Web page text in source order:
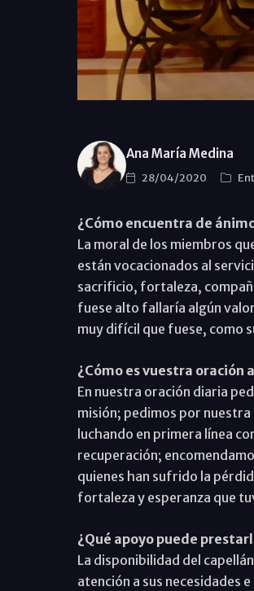
Ana María Medina
28/04/2020
¿Cómo encuentra de
La moral de los miembros
están vocacionados al
sacrificio, fortaleza,
fuese alto fallaría algún
muy difícil que fuese, como
¿Cómo es vuestra oración
En nuestra oración diaria
misión; pedimos por
luchando en primera línea
recuperación;
quienes han sufrido la
fortaleza y esperanza que
¿Qué apoyo puede
La disponibilidad del
atención a sus necesidades